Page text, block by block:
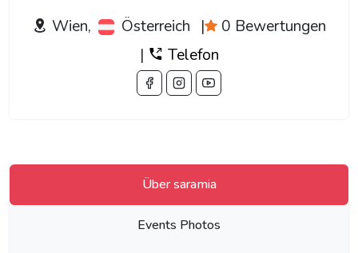
Wien, Österreich |
0 Bewertungen
|
Telefon
Über saramia
Events Photos